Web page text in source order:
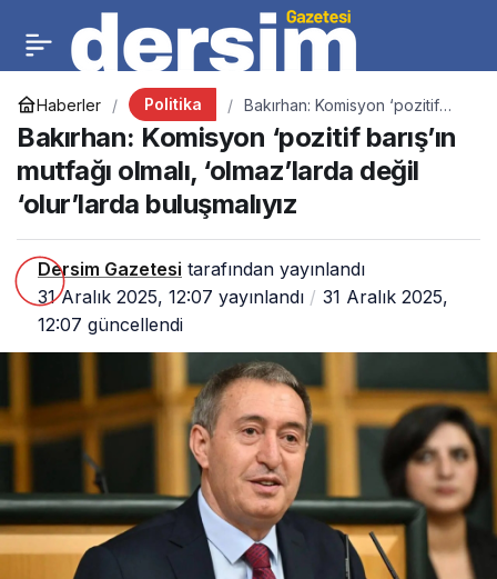
Haberler Politika
Bakırhan: Komisyon ‘pozitif
barış’ın mutfağı olmalı,
‘olmaz’larda değil ‘olur’larda
buluşmalıyız
Bakırhan: Komisyon ‘pozitif barış’ın
mutfağı olmalı, ‘olmaz’larda değil
‘olur’larda buluşmalıyız
Dersim Gazetesi tarafından yayınlandı
31 Aralık 2025, 12:07 yayınlandı
31 Aralık 2025,
12:07 güncellendi